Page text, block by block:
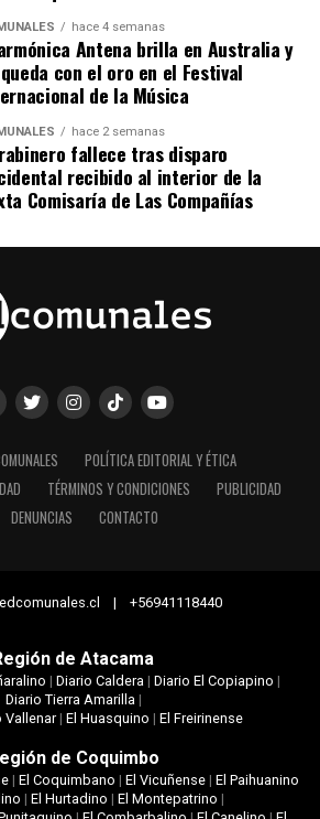
hace 4 semanas
Antena brilla en Australia y
con el oro en el Festival
de la Música
hace 2 semanas
fallece tras disparo
recibido al interior de la
Comisaría de Las Compañías
POLÍTICA EDITORIAL Y ÉTICA
TÉRMINOS Y CONDICIONES
PUBLICIDAD
DENUNCIAS
CONTACTO
| +56941118440
de Atacama
| Diario Caldera| Diario El Copiapino |
Diario Tierra Amarilla|
Vallenar| El Huasquino | El Freirinense
de Coquimbo
| El Coquimbano | El Vicuñense| El Paihuanino
| El Hurtadino | El Montepatrino |